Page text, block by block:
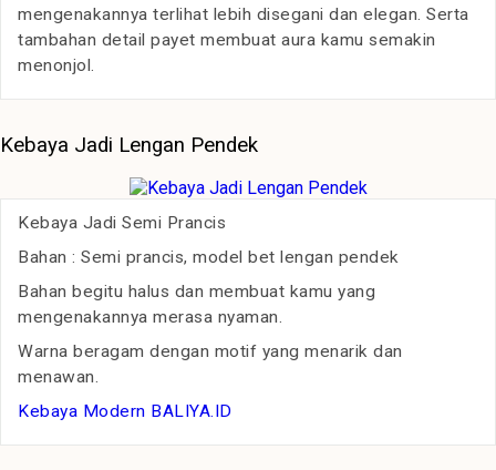
mengenakannya terlihat lebih disegani dan elegan. Serta
tambahan detail payet membuat aura kamu semakin
menonjol.
Kebaya Jadi Lengan Pendek
Kebaya Jadi Semi Prancis
Bahan : Semi prancis, model bet lengan pendek
Bahan begitu halus dan membuat kamu yang
mengenakannya merasa nyaman.
Warna beragam dengan motif yang menarik dan
menawan.
Kebaya Modern BALIYA.ID